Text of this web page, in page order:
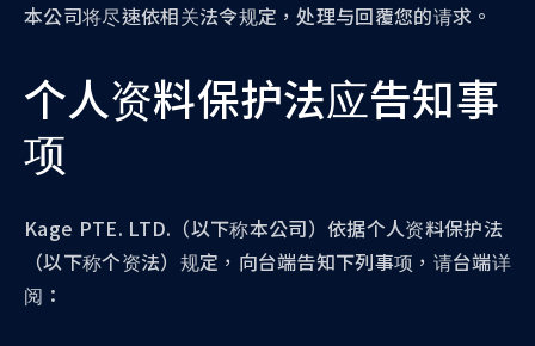
本公司将尽速依相关法令规定，处理与回覆您的请求。
个人资料保护法应告知事
项
Kage PTE. LTD.（以下称本公司）依据个人资料保护法
（以下称个资法）规定，向台端告知下列事项，请台端详
阅：